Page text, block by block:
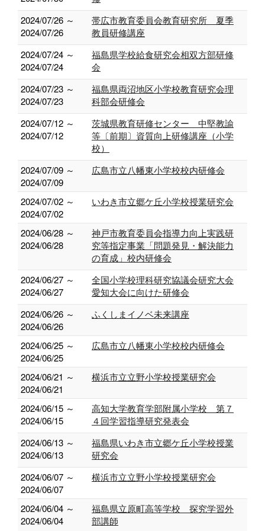
2024/07/26 ～
2024/07/26
帯広市教育委員会教育研究所 夏季
教員研修講座
2024/07/24 ～
2024/07/24
福島県学校給食研究会相双方部研修
会
2024/07/23 ～
2024/07/23
福島県両沼地区小学校教育研究会理
科部会研修会
2024/07/12 ～
2024/07/12
茨城県教育研修センター 中堅教諭
等〔前期〕資質向上研修講座（小学
校）
2024/07/09 ～
2024/07/09
広島市立八幡東小学校校内研修会
2024/07/02 ～
2024/07/02
いわき市立郷ケ丘小学校授業研究会
2024/06/28 ～
2024/06/28
神戸市教育委員会指導力向上実践研
究等指定事業「問題発見・解決能力
の育成」校内研修会
2024/06/27 ～
2024/06/27
全国小学校理科研究協議会研究大会
愛知大会に向けた研修会
2024/06/26 ～
2024/06/26
ふくしまイノベ未来講座
2024/06/25 ～
2024/06/25
広島市立八幡東小学校校内研修会
2024/06/21 ～
2024/06/21
横浜市立立野小学校授業研究会
2024/06/15 ～
2024/06/15
高知大学教育学部附属小学校 第７
４回学習指導研究発表会
2024/06/13 ～
2024/06/13
福島県いわき市立郷ケ丘小学校授業
研究会
2024/06/07 ～
2024/06/07
横浜市立立野小学校授業研究会
2024/06/04 ～
2024/06/04
福島県立原町高等学校 探究学習外
部講師